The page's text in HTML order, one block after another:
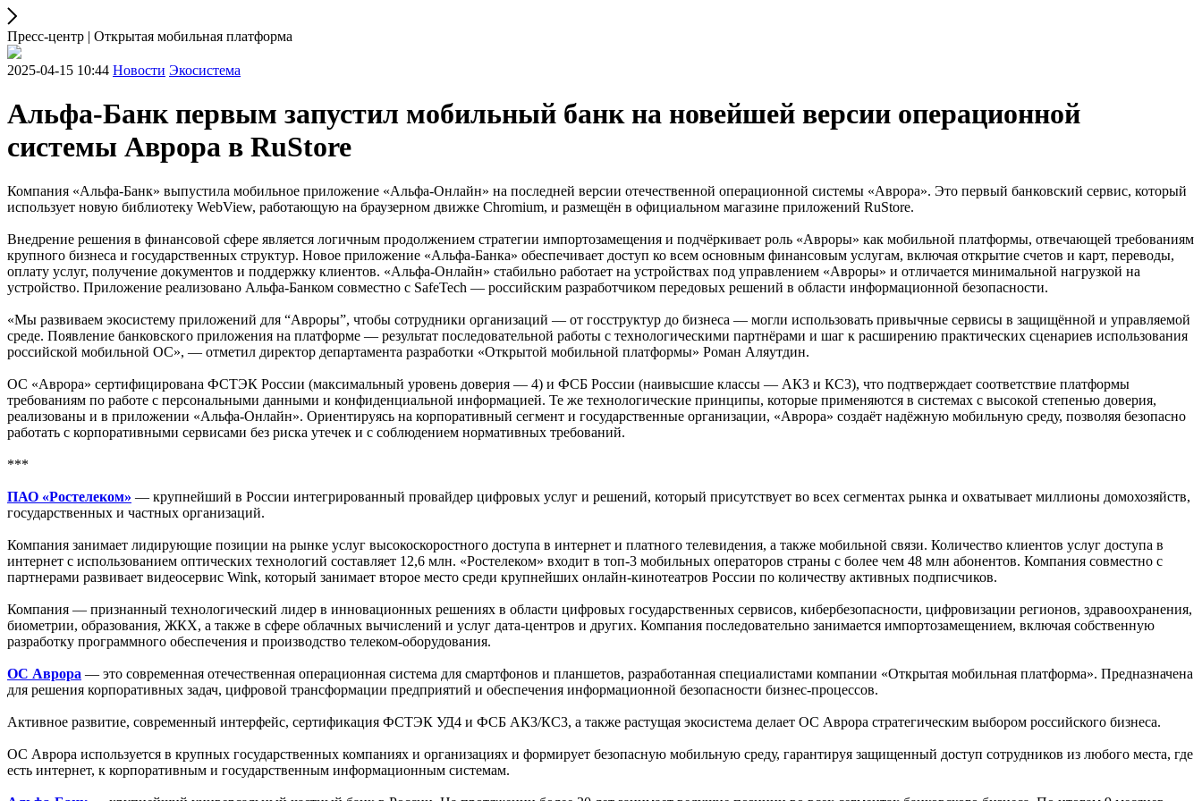
Пресс-центр | Открытая мобильная платформа
2025-04-15 10:44 Новости Экосистема
Альфа-Банк первым запустил мобильный банк на новейшей версии операционной
системы Аврора в RuStore
Компания «Альфа-Банк» выпустила мобильное приложение «Альфа-Онлайн» на последней версии отечественной операционной системы «Аврора». Это первый банковский сервис, который
использует новую библиотеку WebView, работающую на браузерном движке Chromium, и размещён в официальном магазине приложений RuStore.
Внедрение решения в финансовой сфере является логичным продолжением стратегии импортозамещения и подчёркивает роль «Авроры» как мобильной платформы, отвечающей требованиям
крупного бизнеса и государственных структур. Новое приложение «Альфа-Банка» обеспечивает доступ ко всем основным финансовым услугам, включая открытие счетов и карт, переводы,
оплату услуг, получение документов и поддержку клиентов. «Альфа-Онлайн» стабильно работает на устройствах под управлением «Авроры» и отличается минимальной нагрузкой на
устройство. Приложение реализовано Альфа-Банком совместно с SafeTech — российским разработчиком передовых решений в области информационной безопасности.
«Мы развиваем экосистему приложений для “Авроры”, чтобы сотрудники организаций — от госструктур до бизнеса — могли использовать привычные сервисы в защищённой и управляемой
среде. Появление банковского приложения на платформе — результат последовательной работы с технологическими партнёрами и шаг к расширению практических сценариев использования
российской мобильной ОС», — отметил директор департамента разработки «Открытой мобильной платформы» Роман Аляутдин.
ОС «Аврора» сертифицирована ФСТЭК России (максимальный уровень доверия — 4) и ФСБ России (наивысшие классы — АК3 и КС3), что подтверждает соответствие платформы
требованиям по работе с персональными данными и конфиденциальной информацией. Те же технологические принципы, которые применяются в системах с высокой степенью доверия,
реализованы и в приложении «Альфа-Онлайн». Ориентируясь на корпоративный сегмент и государственные организации, «Аврора» создаёт надёжную мобильную среду, позволяя безопасно
работать с корпоративными сервисами без риска утечек и с соблюдением нормативных требований.
***
ПАО «Ростелеком» — крупнейший в России интегрированный провайдер цифровых услуг и решений, который присутствует во всех сегментах рынка и охватывает миллионы домохозяйств,
государственных и частных организаций.
Компания занимает лидирующие позиции на рынке услуг высокоскоростного доступа в интернет и платного телевидения, а также мобильной связи. Количество клиентов услуг доступа в
интернет с использованием оптических технологий составляет 12,6 млн. «Ростелеком» входит в топ-3 мобильных операторов страны с более чем 48 млн абонентов. Компания совместно с
партнерами развивает видеосервис Wink, который занимает второе место среди крупнейших онлайн-кинотеатров России по количеству активных подписчиков.
Компания — признанный технологический лидер в инновационных решениях в области цифровых государственных сервисов, кибербезопасности, цифровизации регионов, здравоохранения,
биометрии, образования, ЖКХ, а также в сфере облачных вычислений и услуг дата-центров и других. Компания последовательно занимается импортозамещением, включая собственную
разработку программного обеспечения и производство телеком-оборудования.
ОС Аврора — это современная отечественная операционная система для смартфонов и планшетов, разработанная специалистами компании «Открытая мобильная платформа». Предназначена
для решения корпоративных задач, цифровой трансформации предприятий и обеспечения информационной безопасности бизнес-процессов.
Активное развитие, современный интерфейс, сертификация ФСТЭК УД4 и ФСБ АК3/КС3, а также растущая экосистема делает ОС Аврора стратегическим выбором российского бизнеса.
ОС Аврора используется в крупных государственных компаниях и организациях и формирует безопасную мобильную среду, гарантируя защищенный доступ сотрудников из любого места, где
есть интернет, к корпоративным и государственным информационным системам.